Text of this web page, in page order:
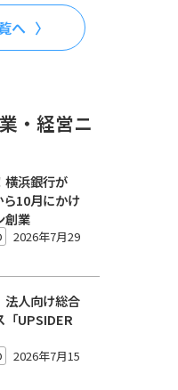
へ
・経営ニ
横浜銀行が
10月にかけ
創業
2026年7月29
法人向け総合
「UPSIDER
2026年7月15